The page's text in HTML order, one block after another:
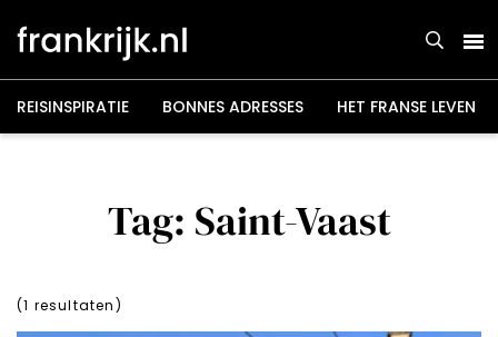
naar
inhoud
REISINSPIRATIE BONNES ADRESSES HET FRANSE LEVEN
Tag: Saint-Vaast
(1 resultaten)